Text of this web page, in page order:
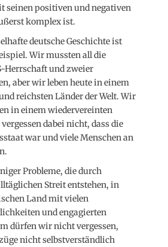
seinen positiven und negativen
komplex ist.
deutsche Geschichte ist
Wir mussten all die
Herrschaft und zweier
aber wir leben heute in einem
reichsten Länder der Welt. Wir
in einem wiedervereinten
dabei nicht, dass die
war und viele Menschen an
Probleme, die durch
Streit entstehen, in
Land mit vielen
und engagierten
dürfen wir nicht vergessen,
nicht selbstverständlich